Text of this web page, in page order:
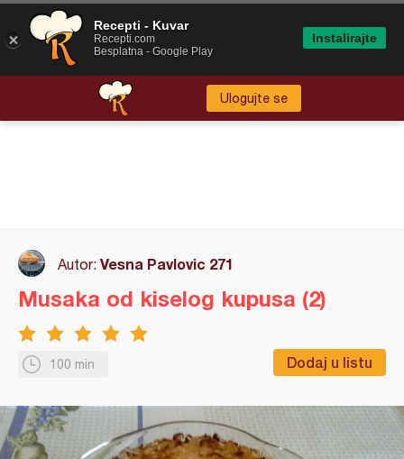
Ulogujte se
Autor: Vesna Pavlovic 271
100 min Dodaj u listu
Musaka od kiselog kupusa (2)
Recepti - Kuvar
Recepti.com
Besplatna - Google Play
Instalirajte